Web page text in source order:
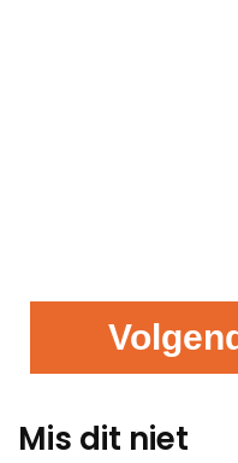
Mis dit niet